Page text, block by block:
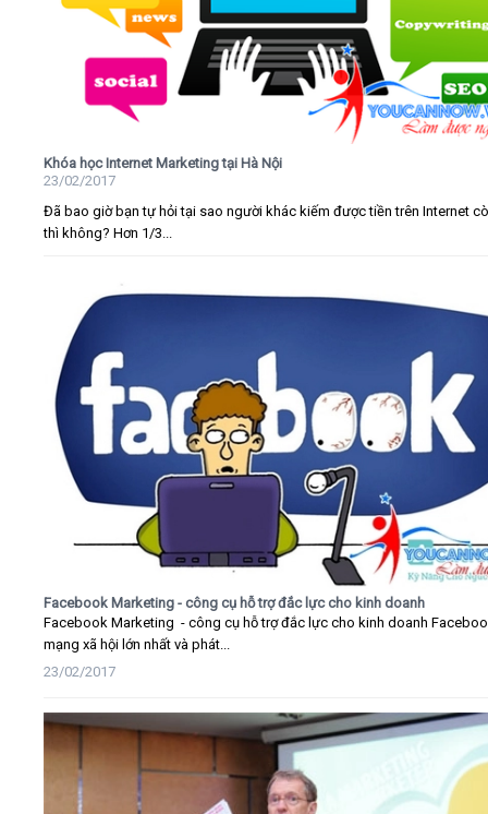
Khóa học Internet Marketing tại Hà Nội
23/02/2017
Đã bao giờ bạn tự hỏi tại sao người khác kiếm được tiền trên Internet
thì không? Hơn 1/3...
Facebook Marketing - công cụ hỗ trợ đắc lực cho kinh doanh
Facebook Marketing - công cụ hỗ trợ đắc lực cho kinh doanh
mạng xã hội lớn nhất và phát...
23/02/2017